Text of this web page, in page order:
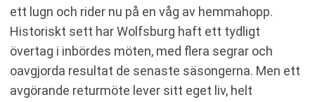
ett lugn och rider nu på en våg av hemmahopp.
Historiskt sett har Wolfsburg haft ett tydligt
övertag i inbördes möten, med flera segrar och
oavgjorda resultat de senaste säsongerna. Men ett
avgörande returmöte lever sitt eget liv, helt